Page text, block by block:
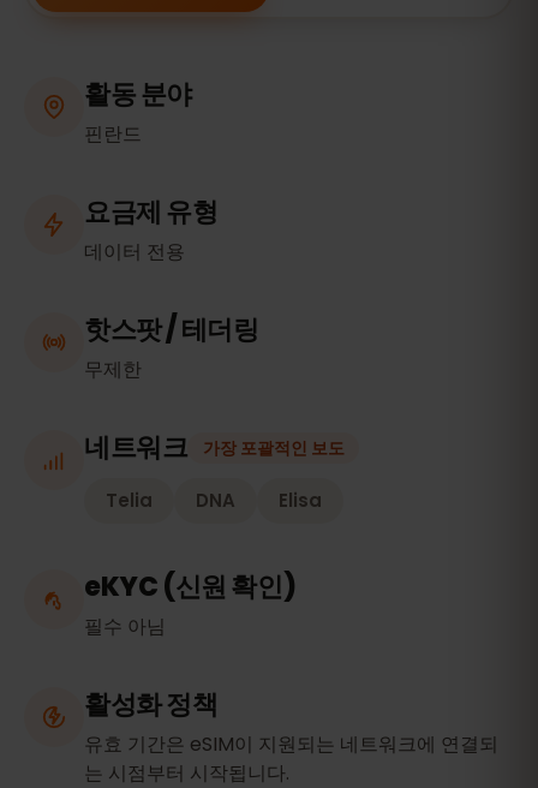
활동 분야
핀란드
요금제 유형
데이터 전용
핫스팟 / 테더링
무제한
네트워크 가장 포괄적인 보도
Telia DNA Elisa
eKYC (신원 확인)
필수 아님
활성화 정책
유효 기간은 eSIM이 지원되는 네트워크에 연결되
는 시점부터 시작됩니다.